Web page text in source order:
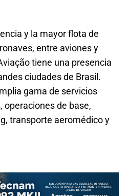
y la mayor flota de
entre aviones y
tiene una presencia
ciudades de Brasil.
gama de servicios
operaciones de base,
transporte aeromédico y